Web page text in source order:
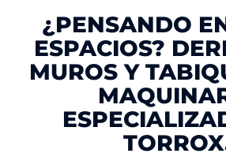
¿PENSANDO
ESPACIOS?
MUROS Y